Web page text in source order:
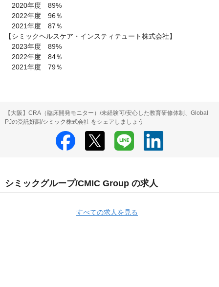
2020年度　89%
2022年度　96％
2021年度　87％
【シミックヘルスケア・インスティテュート株式会社】
2023年度　89%
2022年度　84％
2021年度　79％
【大阪】CRA（臨床開発モニター）/未経験可/安心した教育研修体制、Global
PJの受託好調/シミック株式会社 をシェアしましょう
シミックグループ/CMIC Group の求人
すべての求人を見る